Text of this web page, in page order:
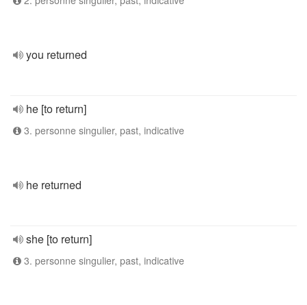
you returned
he [to return]
3. personne singulier, past, indicative
he returned
she [to return]
3. personne singulier, past, indicative